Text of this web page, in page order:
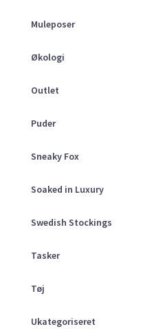
Muleposer
Økologi
Outlet
Puder
Sneaky Fox
Soaked in Luxury
Swedish Stockings
Tasker
Tøj
Ukategoriseret